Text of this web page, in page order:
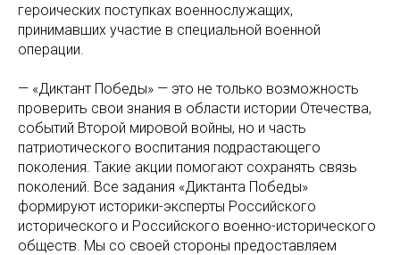
героических поступках военнослужащих,
принимавших участие в специальной военной
операции.
— «Диктант Победы» — это не только возможность
проверить свои знания в области истории Отечества,
событий Второй мировой войны, но и часть
патриотического воспитания подрастающего
поколения. Такие акции помогают сохранять связь
поколений. Все задания «Диктанта Победы»
формируют историки-эксперты Российского
исторического и Российского военно-исторического
обществ. Мы со своей стороны предоставляем